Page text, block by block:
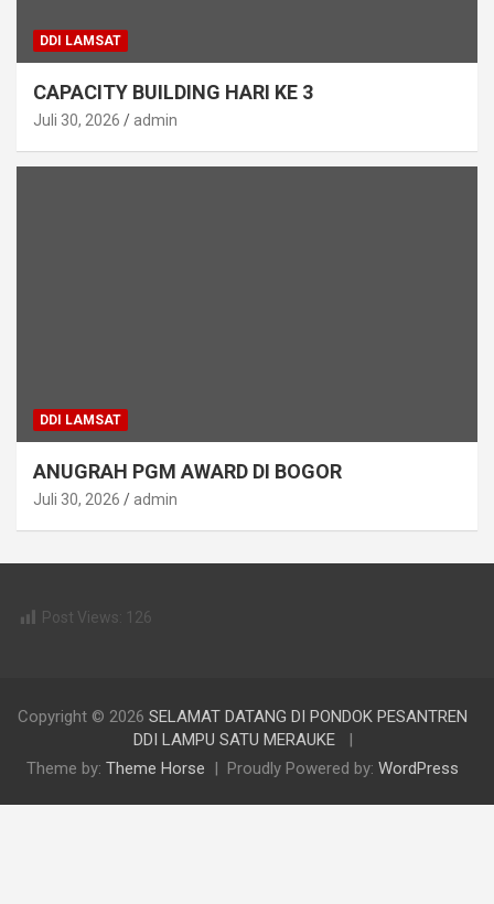
DDI LAMSAT
CAPACITY BUILDING HARI KE 3
Juli 30, 2026 admin
DDI LAMSAT
ANUGRAH PGM AWARD DI BOGOR
Juli 30, 2026 admin
Post Views: 126
Copyright © 2026 SELAMAT DATANG DI PONDOK PESANTREN
DDI LAMPU SATU MERAUKE
Theme by: Theme Horse Proudly Powered by: WordPress